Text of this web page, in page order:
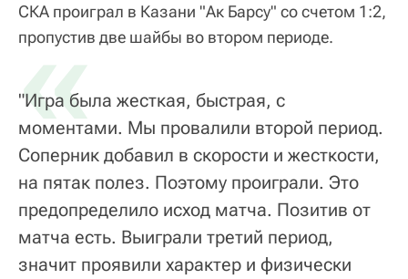
СКА проиграл в Казани "Ак Барсу" со счетом 1:2,
пропустив две шайбы во втором периоде.
«
"Игра была жесткая, быстрая, с
моментами. Мы провалили второй период.
Соперник добавил в скорости и жесткости,
на пятак полез. Поэтому проиграли. Это
предопределило исход матча. Позитив от
матча есть. Выиграли третий период,
значит проявили характер и физически